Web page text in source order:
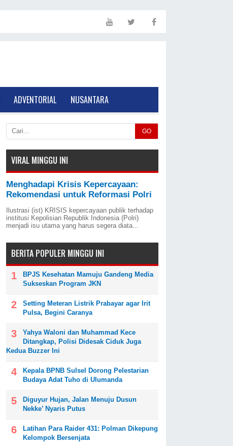
ADVENTORIAL NUSANTARA
GO
VIRAL MINGGU INI
Menghadapi Krisis Kepercayaan:
Rekomendasi untuk Reformasi Polri
Ilustrasi (ist) KRISIS kepercayaan publik terhadap
institusi Kepolisian Republik Indonesia (Polri)
menjadi isu utama yang harus segera diata...
BERITA POPULER MINGGU INI
BPJS Kesehatan Mamuju Gandeng Media
Sukseskan Program JKN
Setting Meteran Listrik Prabayar agar Irit
Pulsa, Begini Caranya
Yahya Waloni dan Muhammad Kece
Ditangkap, Polisi Didesak Ciduk Juga
Kedua Buzzer Ini
Kepala BPNB Sulsel Dorong Pelestarian
Budaya Adat Tuho di Ulumanda
Diguyur Hujan, Jalan Menuju Dusun
Nekke’ Nyaris Putus
Latihan Para Raider 431: Polman Dikepung
Kelompok Bersenjata